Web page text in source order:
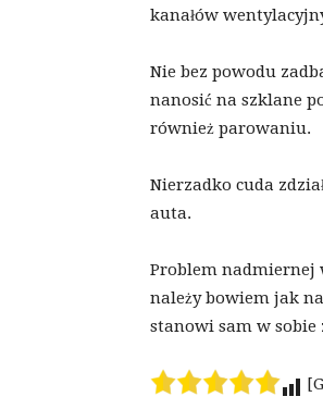
kanałów
Nie bez powodu
nanosić na szklane
również parowaniu.
Nierzadko cuda
auta.
Problem nadmiernej
należy bowiem jak
stanowi sam w sobie